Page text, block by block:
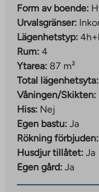
Form av boende:
Urvalsgränser:
Lägenhetstyp:
Rum: 4
Ytarea: 87 m²
Total lägenhetsyta:
Våningen/Skikten:
Hiss: Nej
Egen bastu: Ja
Rökning förbjuden:
Husdjur tillåtet: Ja
Egen gård: Ja